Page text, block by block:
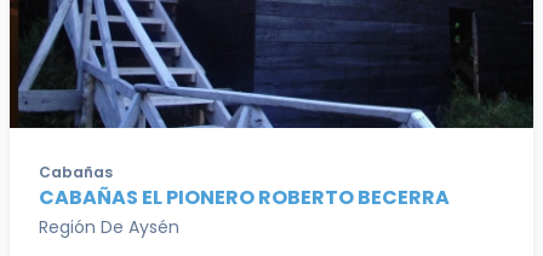
Cabañas
CABAÑAS EL PIONERO ROBERTO BECERRA
Región De Aysén